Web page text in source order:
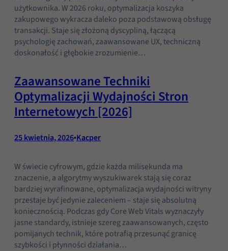
użytkownika. W 2026 roku, optymalizacja koszyka
zakupowego wykracza daleko poza podstawową obsługę
transakcji. Staje się złożoną dyscypliną, łączącą
psychologię zachowań, zaawansowane UX, techniczną
doskonałość i głębokie zrozumienie…
Zaawansowane Techniki
Optymalizacji Wydajności Stron
Internetowych [2026]
25 kwietnia, 2026•Kacper
W świecie cyfrowym, gdzie każda milisekunda ma
znaczenie, a algorytmy wyszukiwarek stają się coraz
bardziej wyrafinowane, optymalizacja wydajności witryny
przestaje być jedynie zaleceniem – staje się absolutną
koniecznością. Podczas gdy Core Web Vitals wyznaczyły
jasne standardy, istnieje szereg zaawansowanych, często
pomijanych technik, które potrafią przesunąć granicę
szybkości i płynności działania…
do
funkcjonowania
strony
internetowej.
Statystyka
Abyśmy mogli
poprawić
tego, jak
strona jest
używana.
Doświadczenie
Aby nasza